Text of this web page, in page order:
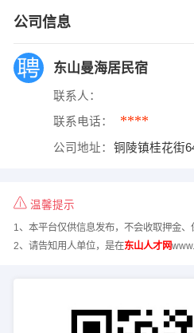
公司信息
东山曼海居民宿
联系人：
联系电话： ****
公司地址： 铜陵镇桂花街
温馨提示
1、本平台仅供信息发布，不会收取押金、
2、请告知用人单位，是在东山人才网